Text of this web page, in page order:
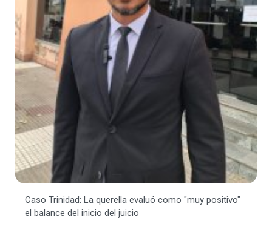
Caso Trinidad: La querella evaluó como "muy positivo"
el balance del inicio del juicio